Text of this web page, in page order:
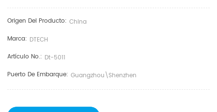
Origen Del Producto: China
Marca: DTECH
Artículo No.: Dt-5011
Puerto De Embarque: Guangzhou\shenzhen